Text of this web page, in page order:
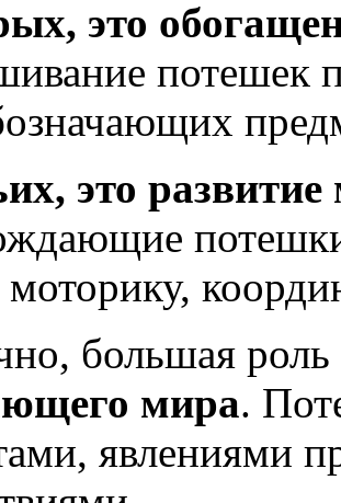
это
потешек
это
большая
мира.
явлениями